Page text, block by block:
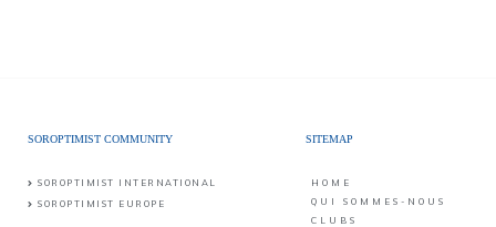
SOROPTIMIST COMMUNITY
SOROPTIMIST INTERNATIONAL
SOROPTIMIST EUROPE
SITEMAP
HOME
QUI SOMMES-NOUS
CLUBS